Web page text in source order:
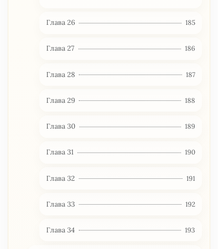
Глава 26 185
Глава 27 186
Глава 28 187
Глава 29 188
Глава 30 189
Глава 31 190
Глава 32 191
Глава 33 192
Глава 34 193